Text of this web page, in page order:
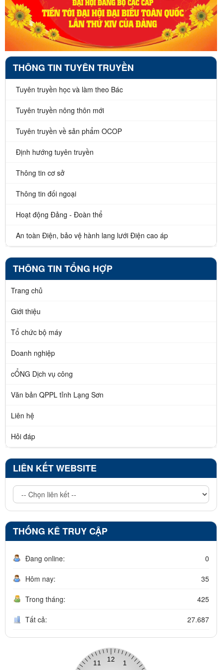
THÔNG TIN TUYÊN TRUYỀN
Tuyên truyền học và làm theo Bác
Tuyên truyền nông thôn mới
Tuyên truyền về sản phẩm OCOP
Định hướng tuyên truyền
Thông tin cơ sở
Thông tin đối ngoại
Hoạt động Đảng - Đoàn thể
An toàn Điện, bảo vệ hành lang lưới Điện cao áp
THÔNG TIN TỔNG HỢP
Trang chủ
Giới thiệu
Tổ chức bộ máy
Doanh nghiệp
cỔNG Dịch vụ công
Văn bản QPPL tỉnh Lạng Sơn
Liên hệ
Hỏi đáp
LIÊN KẾT WEBSITE
THỐNG KÊ TRUY CẬP
Đang online: 0
Hôm nay: 35
Trong tháng: 425
Tất cả: 27.687